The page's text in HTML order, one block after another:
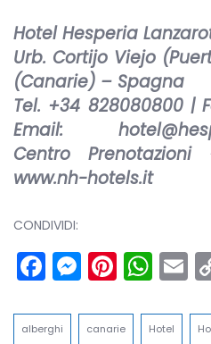
Hotel Hesperia
Urb. Cortijo Viejo
(Canarie) – Spagna
Tel. +34 828080800 |
Email:
Centro
www.nh-hotels.it
CONDIVIDI:
Facebook
alberghi canarie Hotel